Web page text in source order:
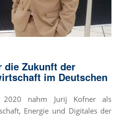
die Zukunft der
im Deutschen
nahm Jurij Kofner als
Energie und Digitales der